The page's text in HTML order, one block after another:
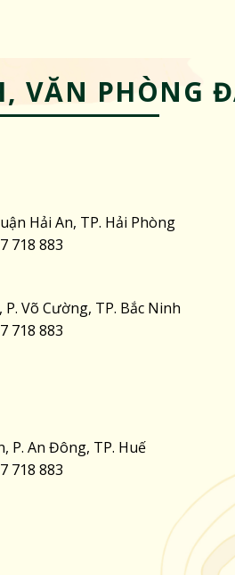
VĂN PHÒNG
Hải An, TP. Hải Phòng
718 883
Võ Cường, TP. Bắc Ninh
718 883
P. An Đông, TP. Huế
718 883